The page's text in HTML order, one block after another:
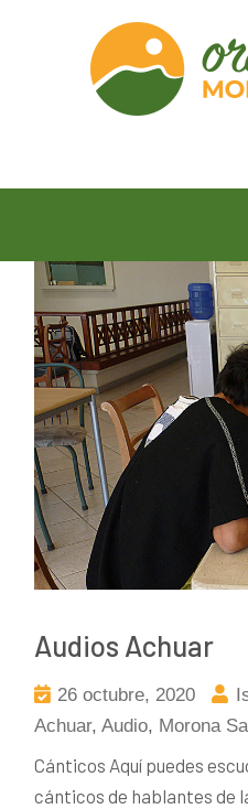
Audios Achuar
26 octubre, 2020
Achuar,Audio, Morona
Cánticos Aquí puedes
cánticos de hablantes de